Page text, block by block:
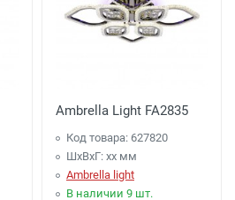
Ambrella Light FA2835
Код товара: 627820
ШхВхГ: xx мм
Ambrella light
В наличии 9 шт.